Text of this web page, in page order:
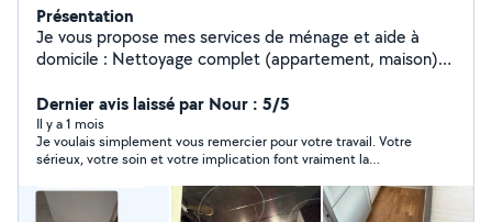
Présentation
Je vous propose mes services de ménage et aide à
domicile : Nettoyage complet (appartement, maison)
Travail soigné, discret Disponible sur Paris et alentours.
N'hésitez pas à me contacter en message privé pour
plus d'informations ou un devi Paiement cessu accepté
Dernier avis laissé par Nour : 5/5
Il y a 1 mois
Je voulais simplement vous remercier pour votre travail. Votre
sérieux, votre soin et votre implication font vraiment la
propre et bien entretenu grâce à vous. Merci beaucoup pour
tout ce que vous faites. Votre travail est très apprécié.